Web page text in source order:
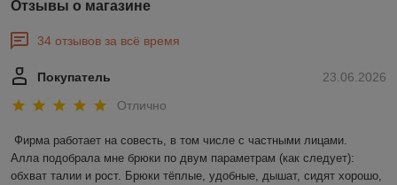
Отзывы о магазине
34 отзывов за всё время
23.06.2026
Покупатель
Отлично
Фирма работает на совесть, в том числе с частными лицами.
Алла подобрала мне брюки по двум параметрам (как следует):
обхват талии и рост. Брюки тёплые, удобные, дышат, сидят хорошо,